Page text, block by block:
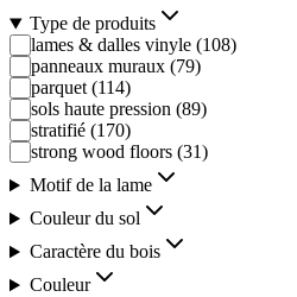
Type de produits
lames & dalles vinyle (108)
panneaux muraux (79)
parquet (114)
sols haute pression (89)
stratifié (170)
strong wood floors (31)
Motif de la lame
Couleur du sol
Caractère du bois
Couleur